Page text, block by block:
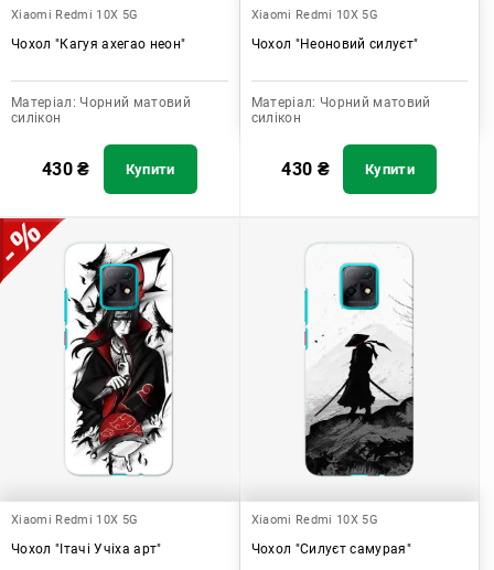
Xiaomi Redmi 10X 5G
Чохол "Кагуя ахегао неон"
Матеріал: Чорний матовий
силікон
430₴ Купити
Xiaomi Redmi 10X 5G
Чохол "Неоновий силуєт"
Матеріал: Чорний матовий
силікон
430 ₴ Купити
Xiaomi Redmi 10X 5G
Чохол "Ітачі Учіха арт"
Xiaomi Redmi 10X 5G
Чохол "Силуєт самурая"